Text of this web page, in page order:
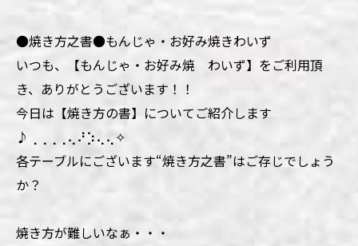
●焼き方之書●もんじゃ・お好み焼きわいず
いつも、【もんじゃ・お好み焼 わいず】をご利用頂
き、ありがとうございます！！
今日は【焼き方の書】についてご紹介します
♪⢀⢀⢀⢀⢄⠜⡱⢄⢄✧
各テーブルにございます“焼き方之書”はご存じでしょう
か？
焼き方が難しいなぁ・・・